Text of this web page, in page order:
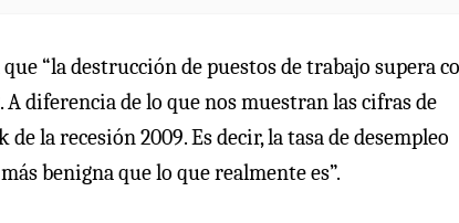
“la destrucción de puestos de trabajo supera
A diferencia de lo que nos muestran las cifras de
la recesión 2009. Es decir, la tasa de desempleo
benigna que lo que realmente es”.